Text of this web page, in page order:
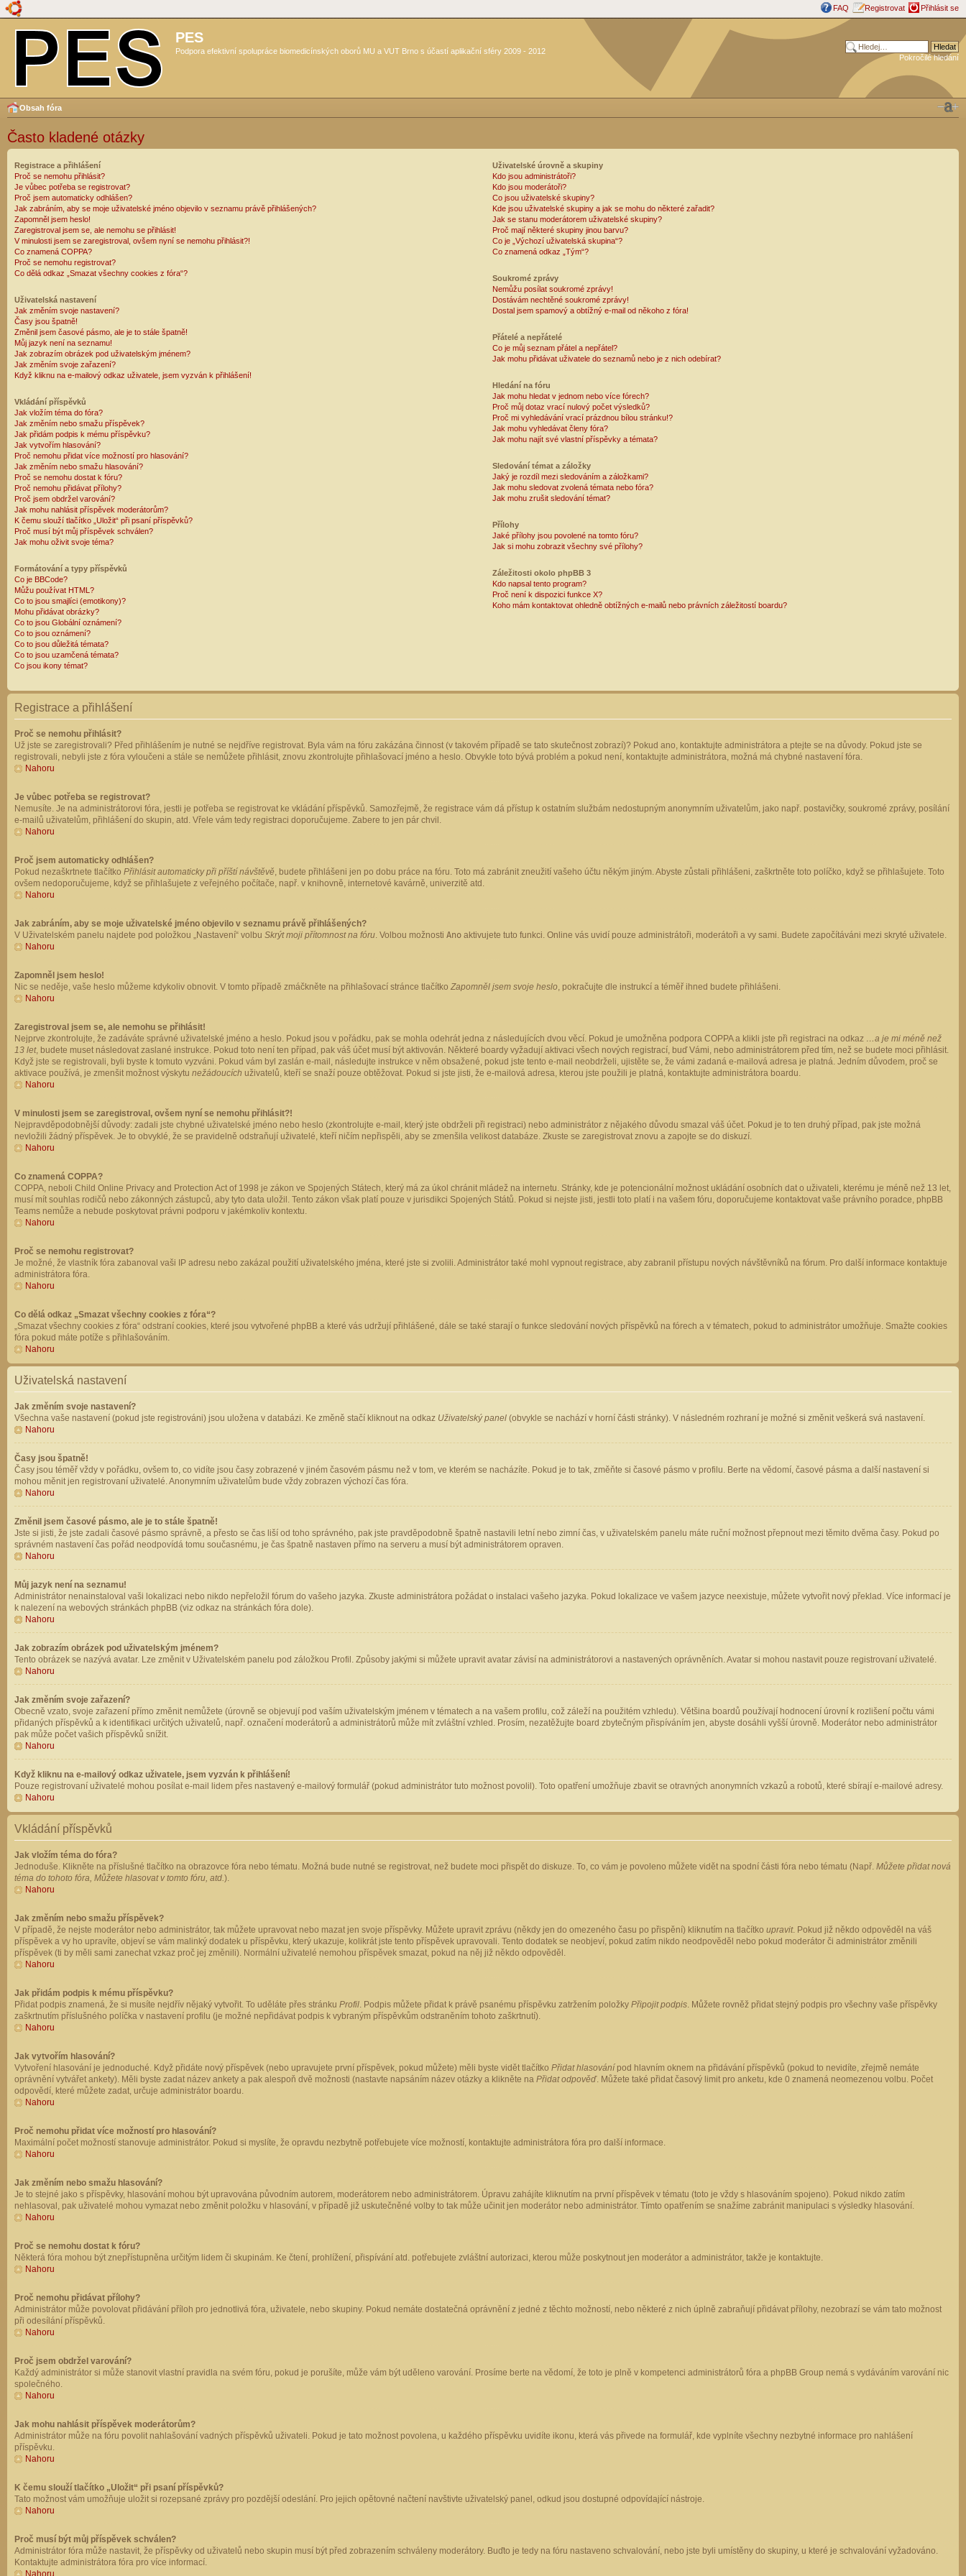
FAQ Registrovat Přihlásit se
PES
Podpora efektivní spolupráce biomedicínských oborů MU a VUT Brno s účastí aplikační sféry 2009 - 2012
Pokročilé hledání
Obsah fóra
Často kladené otázky
Registrace a přihlášení
Proč se nemohu přihlásit?
Je vůbec potřeba se registrovat?
Proč jsem automaticky odhlášen?
Jak zabráním, aby se moje uživatelské jméno objevilo v seznamu právě přihlášených?
Zapomněl jsem heslo!
Zaregistroval jsem se, ale nemohu se přihlásit!
V minulosti jsem se zaregistroval, ovšem nyní se nemohu přihlásit?!
Co znamená COPPA?
Proč se nemohu registrovat?
Co dělá odkaz „Smazat všechny cookies z fóra“?
Uživatelská nastavení
Jak změním svoje nastavení?
Časy jsou špatně!
Změnil jsem časové pásmo, ale je to stále špatně!
Můj jazyk není na seznamu!
Jak zobrazím obrázek pod uživatelským jménem?
Jak změním svoje zařazení?
Když kliknu na e-mailový odkaz uživatele, jsem vyzván k přihlášení!
Vkládání příspěvků
Jak vložím téma do fóra?
Jak změním nebo smažu příspěvek?
Jak přidám podpis k mému příspěvku?
Jak vytvořím hlasování?
Proč nemohu přidat více možností pro hlasování?
Jak změním nebo smažu hlasování?
Proč se nemohu dostat k fóru?
Proč nemohu přidávat přílohy?
Proč jsem obdržel varování?
Jak mohu nahlásit příspěvek moderátorům?
K čemu slouží tlačítko „Uložit“ při psaní příspěvků?
Proč musí být můj příspěvek schválen?
Jak mohu oživit svoje téma?
Formátování a typy příspěvků
Co je BBCode?
Můžu používat HTML?
Co to jsou smajlíci (emotikony)?
Mohu přidávat obrázky?
Co to jsou Globální oznámení?
Co to jsou oznámení?
Co to jsou důležitá témata?
Co to jsou uzamčená témata?
Co jsou ikony témat?
Uživatelské úrovně a skupiny
Kdo jsou administrátoři?
Kdo jsou moderátoři?
Co jsou uživatelské skupiny?
Kde jsou uživatelské skupiny a jak se mohu do některé zařadit?
Jak se stanu moderátorem uživatelské skupiny?
Proč mají některé skupiny jinou barvu?
Co je „Výchozí uživatelská skupina“?
Co znamená odkaz „Tým“?
Soukromé zprávy
Nemůžu posílat soukromé zprávy!
Dostávám nechtěné soukromé zprávy!
Dostal jsem spamový a obtížný e-mail od někoho z fóra!
Přátelé a nepřátelé
Co je můj seznam přátel a nepřátel?
Jak mohu přidávat uživatele do seznamů nebo je z nich odebírat?
Hledání na fóru
Jak mohu hledat v jednom nebo více fórech?
Proč můj dotaz vrací nulový počet výsledků?
Proč mi vyhledávání vrací prázdnou bílou stránku!?
Jak mohu vyhledávat členy fóra?
Jak mohu najít své vlastní příspěvky a témata?
Sledování témat a záložky
Jaký je rozdíl mezi sledováním a záložkami?
Jak mohu sledovat zvolená témata nebo fóra?
Jak mohu zrušit sledování témat?
Přílohy
Jaké přílohy jsou povolené na tomto fóru?
Jak si mohu zobrazit všechny své přílohy?
Záležitosti okolo phpBB 3
Kdo napsal tento program?
Proč není k dispozici funkce X?
Koho mám kontaktovat ohledně obtížných e-mailů nebo právních záležitostí boardu?
Registrace a přihlášení
Proč se nemohu přihlásit?
Už jste se zaregistrovali? Před přihlášením je nutné se nejdříve registrovat. Byla vám na fóru zakázána činnost (v takovém případě se tato skutečnost zobrazí)? Pokud ano, kontaktujte administrátora a ptejte se na důvody. Pokud jste se
registrovali, nebyli jste z fóra vyloučeni a stále se nemůžete přihlásit, znovu zkontrolujte přihlašovací jméno a heslo. Obvykle toto bývá problém a pokud není, kontaktujte administrátora, možná má chybné nastavení fóra.
Nahoru
Je vůbec potřeba se registrovat?
Nemusíte. Je na administrátorovi fóra, jestli je potřeba se registrovat ke vkládání příspěvků. Samozřejmě, že registrace vám dá přístup k ostatním službám nedostupným anonymním uživatelům, jako např. postavičky, soukromé zprávy, posílání
e-mailů uživatelům, přihlášení do skupin, atd. Vřele vám tedy registraci doporučujeme. Zabere to jen pár chvil.
Nahoru
Proč jsem automaticky odhlášen?
Pokud nezaškrtnete tlačítko Přihlásit automaticky při příští návštěvě, budete přihlášeni jen po dobu práce na fóru. Toto má zabránit zneužití vašeho účtu někým jiným. Abyste zůstali přihlášeni, zaškrtněte toto políčko, když se přihlašujete. Toto
ovšem nedoporučujeme, když se přihlašujete z veřejného počítače, např. v knihovně, internetové kavárně, univerzitě atd.
Nahoru
Jak zabráním, aby se moje uživatelské jméno objevilo v seznamu právě přihlášených?
V Uživatelském panelu najdete pod položkou „Nastavení“ volbu Skrýt moji přítomnost na fóru. Volbou možnosti Ano aktivujete tuto funkci. Online vás uvidí pouze administrátoři, moderátoři a vy sami. Budete započítáváni mezi skryté uživatele.
Nahoru
Zapomněl jsem heslo!
Nic se neděje, vaše heslo můžeme kdykoliv obnovit. V tomto případě zmáčkněte na přihlašovací stránce tlačítko Zapomněl jsem svoje heslo, pokračujte dle instrukcí a téměř ihned budete přihlášeni.
Nahoru
Zaregistroval jsem se, ale nemohu se přihlásit!
Nejprve zkontrolujte, že zadáváte správné uživatelské jméno a heslo. Pokud jsou v pořádku, pak se mohla odehrát jedna z následujících dvou věcí. Pokud je umožněna podpora COPPA a klikli jste při registraci na odkaz …a je mi méně než
13 let, budete muset následovat zaslané instrukce. Pokud toto není ten případ, pak váš účet musí být aktivován. Některé boardy vyžadují aktivaci všech nových registrací, buď Vámi, nebo administrátorem před tím, než se budete moci přihlásit.
Když jste se registrovali, byli byste k tomuto vyzváni. Pokud vám byl zaslán e-mail, následujte instrukce v něm obsažené, pokud jste tento e-mail neobdrželi, ujistěte se, že vámi zadaná e-mailová adresa je platná. Jedním důvodem, proč se
aktivace používá, je zmenšit možnost výskytu nežádoucích uživatelů, kteří se snaží pouze obtěžovat. Pokud si jste jisti, že e-mailová adresa, kterou jste použili je platná, kontaktujte administrátora boardu.
Nahoru
V minulosti jsem se zaregistroval, ovšem nyní se nemohu přihlásit?!
Nejpravděpodobnější důvody: zadali jste chybné uživatelské jméno nebo heslo (zkontrolujte e-mail, který jste obdrželi při registraci) nebo administrátor z nějakého důvodu smazal váš účet. Pokud je to ten druhý případ, pak jste možná
nevložili žádný příspěvek. Je to obvyklé, že se pravidelně odstraňují uživatelé, kteří ničím nepřispěli, aby se zmenšila velikost databáze. Zkuste se zaregistrovat znovu a zapojte se do diskuzí.
Nahoru
Co znamená COPPA?
COPPA, neboli Child Online Privacy and Protection Act of 1998 je zákon ve Spojených Státech, který má za úkol chránit mládež na internetu. Stránky, kde je potencionální možnost ukládání osobních dat o uživateli, kterému je méně než 13 let,
musí mít souhlas rodičů nebo zákonných zástupců, aby tyto data uložil. Tento zákon však platí pouze v jurisdikci Spojených Států. Pokud si nejste jisti, jestli toto platí i na vašem fóru, doporučujeme kontaktovat vaše právního poradce, phpBB
Teams nemůže a nebude poskytovat právni podporu v jakémkoliv kontextu.
Nahoru
Proč se nemohu registrovat?
Je možné, že vlastník fóra zabanoval vaši IP adresu nebo zakázal použití uživatelského jména, které jste si zvolili. Administrátor také mohl vypnout registrace, aby zabranil přístupu nových návštěvníků na fórum. Pro další informace kontaktuje
administrátora fóra.
Nahoru
Co dělá odkaz „Smazat všechny cookies z fóra“?
„Smazat všechny cookies z fóra“ odstraní cookies, které jsou vytvořené phpBB a které vás udržují přihlášené, dále se také starají o funkce sledování nových příspěvků na fórech a v tématech, pokud to administrátor umožňuje. Smažte cookies
fóra pokud máte potíže s přihlašováním.
Nahoru
Uživatelská nastavení
Jak změním svoje nastavení?
Všechna vaše nastavení (pokud jste registrováni) jsou uložena v databázi. Ke změně stačí kliknout na odkaz Uživatelský panel (obvykle se nachází v horní části stránky). V následném rozhraní je možné si změnit veškerá svá nastavení.
Nahoru
Časy jsou špatně!
Časy jsou téměř vždy v pořádku, ovšem to, co vidíte jsou časy zobrazené v jiném časovém pásmu než v tom, ve kterém se nacházíte. Pokud je to tak, změňte si časové pásmo v profilu. Berte na vědomí, časové pásma a další nastavení si
mohou měnit jen registrovaní uživatelé. Anonymním uživatelům bude vždy zobrazen výchozí čas fóra.
Nahoru
Změnil jsem časové pásmo, ale je to stále špatně!
Jste si jisti, že jste zadali časové pásmo správně, a přesto se čas liší od toho správného, pak jste pravděpodobně špatně nastavili letní nebo zimní čas, v uživatelském panelu máte ruční možnost přepnout mezi těmito dvěma časy. Pokud po
správném nastavení čas pořád neodpovídá tomu současnému, je čas špatně nastaven přímo na serveru a musí být administrátorem opraven.
Nahoru
Můj jazyk není na seznamu!
Administrátor nenainstaloval vaši lokalizaci nebo nikdo nepřeložil fórum do vašeho jazyka. Zkuste administrátora požádat o instalaci vašeho jazyka. Pokud lokalizace ve vašem jazyce neexistuje, můžete vytvořit nový překlad. Více informací je
k nalezení na webových stránkách phpBB (viz odkaz na stránkách fóra dole).
Nahoru
Jak zobrazím obrázek pod uživatelským jménem?
Tento obrázek se nazývá avatar. Lze změnit v Uživatelském panelu pod záložkou Profil. Způsoby jakými si můžete upravit avatar závisí na administrátorovi a nastavených oprávněních. Avatar si mohou nastavit pouze registrovaní uživatelé.
Nahoru
Jak změním svoje zařazení?
Obecně vzato, svoje zařazení přímo změnit nemůžete (úrovně se objevují pod vaším uživatelským jménem v tématech a na vašem profilu, což záleží na použitém vzhledu). Většina boardů používají hodnocení úrovní k rozlišení počtu vámi
přidaných příspěvků a k identifikaci určitých uživatelů, např. označení moderátorů a administrátorů může mít zvláštní vzhled. Prosím, nezatěžujte board zbytečným přispíváním jen, abyste dosáhli vyšší úrovně. Moderátor nebo administrátor
pak může počet vašich příspěvků snížit.
Nahoru
Když kliknu na e-mailový odkaz uživatele, jsem vyzván k přihlášení!
Pouze registrovaní uživatelé mohou posílat e-mail lidem přes nastavený e-mailový formulář (pokud administrátor tuto možnost povolil). Toto opatření umožňuje zbavit se otravných anonymních vzkazů a robotů, které sbírají e-mailové adresy.
Nahoru
Vkládání příspěvků
Jak vložím téma do fóra?
Jednoduše. Klikněte na příslušné tlačítko na obrazovce fóra nebo tématu. Možná bude nutné se registrovat, než budete moci přispět do diskuze. To, co vám je povoleno můžete vidět na spodní části fóra nebo tématu (Např. Můžete přidat nová
téma do tohoto fóra, Můžete hlasovat v tomto fóru, atd.).
Nahoru
Jak změním nebo smažu příspěvek?
V případě, že nejste moderátor nebo administrátor, tak můžete upravovat nebo mazat jen svoje příspěvky. Můžete upravit zprávu (někdy jen do omezeného času po přispění) kliknutím na tlačítko upravit. Pokud již někdo odpověděl na váš
příspěvek a vy ho upravíte, objeví se vám malinký dodatek u příspěvku, který ukazuje, kolikrát jste tento příspěvek upravovali. Tento dodatek se neobjeví, pokud zatím nikdo neodpověděl nebo pokud moderátor či administrátor změnili
příspěvek (ti by měli sami zanechat vzkaz proč jej změnili). Normální uživatelé nemohou příspěvek smazat, pokud na něj již někdo odpověděl.
Nahoru
Jak přidám podpis k mému příspěvku?
Přidat podpis znamená, že si musíte nejdřív nějaký vytvořit. To uděláte přes stránku Profil. Podpis můžete přidat k právě psanému příspěvku zatržením položky Připojit podpis. Můžete rovněž přidat stejný podpis pro všechny vaše příspěvky
zaškrtnutím příslušného políčka v nastavení profilu (je možné nepřidávat podpis k vybraným příspěvkům odstraněním tohoto zaškrtnutí).
Nahoru
Jak vytvořím hlasování?
Vytvoření hlasování je jednoduché. Když přidáte nový příspěvek (nebo upravujete první příspěvek, pokud můžete) měli byste vidět tlačítko Přidat hlasování pod hlavním oknem na přidávání příspěvků (pokud to nevidíte, zřejmě nemáte
oprávnění vytvářet ankety). Měli byste zadat název ankety a pak alespoň dvě možnosti (nastavte napsáním název otázky a klikněte na Přidat odpověď. Můžete také přidat časový limit pro anketu, kde 0 znamená neomezenou volbu. Počet
odpovědí, které můžete zadat, určuje administrátor boardu.
Nahoru
Proč nemohu přidat více možností pro hlasování?
Maximální počet možností stanovuje administrátor. Pokud si myslíte, že opravdu nezbytně potřebujete více možností, kontaktujte administrátora fóra pro další informace.
Nahoru
Jak změním nebo smažu hlasování?
Je to stejné jako s příspěvky, hlasování mohou být upravována původním autorem, moderátorem nebo administrátorem. Úpravu zahájíte kliknutím na první příspěvek v tématu (toto je vždy s hlasováním spojeno). Pokud nikdo zatím
nehlasoval, pak uživatelé mohou vymazat nebo změnit položku v hlasování, v případě již uskutečněné volby to tak může učinit jen moderátor nebo administrátor. Tímto opatřením se snažíme zabránit manipulaci s výsledky hlasování.
Nahoru
Proč se nemohu dostat k fóru?
Některá fóra mohou být znepřístupněna určitým lidem či skupinám. Ke čtení, prohlížení, přispívání atd. potřebujete zvláštní autorizaci, kterou může poskytnout jen moderátor a administrátor, takže je kontaktujte.
Nahoru
Proč nemohu přidávat přílohy?
Administrátor může povolovat přidávání příloh pro jednotlivá fóra, uživatele, nebo skupiny. Pokud nemáte dostatečná oprávnění z jedné z těchto možností, nebo některé z nich úplně zabraňují přidávat přílohy, nezobrazí se vám tato možnost
při odesílání příspěvků.
Nahoru
Proč jsem obdržel varování?
Každý administrátor si může stanovit vlastní pravidla na svém fóru, pokud je porušíte, může vám být uděleno varování. Prosíme berte na vědomí, že toto je plně v kompetenci administrátorů fóra a phpBB Group nemá s vydáváním varování nic
společného.
Nahoru
Jak mohu nahlásit příspěvek moderátorům?
Administrátor může na fóru povolit nahlašování vadných příspěvků uživateli. Pokud je tato možnost povolena, u každého příspěvku uvidíte ikonu, která vás přivede na formulář, kde vyplníte všechny nezbytné informace pro nahlášení
příspěvku.
Nahoru
K čemu slouží tlačítko „Uložit“ při psaní příspěvků?
Tato možnost vám umožňuje uložit si rozepsané zprávy pro pozdější odeslání. Pro jejich opětovné načtení navštivte uživatelský panel, odkud jsou dostupné odpovídající nástroje.
Nahoru
Proč musí být můj příspěvek schválen?
Administrátor fóra může nastavit, že příspěvky od uživatelů nebo skupin musí být před zobrazením schváleny moderátory. Buďto je tedy na fóru nastaveno schvalování, nebo jste byli umístěny do skupiny, u které je schvalování vyžadováno.
Kontaktujte administrátora fóra pro více informací.
Nahoru